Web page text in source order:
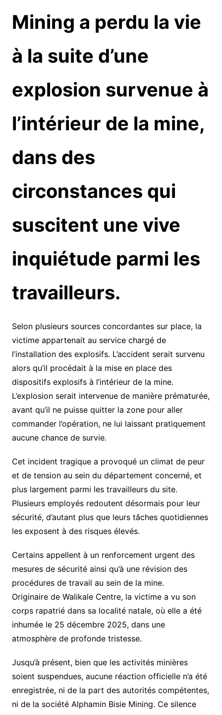
Mining a perdu la vie
à la suite d’une
explosion survenue à
l’intérieur de la mine,
dans des
circonstances qui
suscitent une vive
inquiétude parmi les
travailleurs.
Selon plusieurs sources concordantes sur place, la
victime appartenait au service chargé de
l’installation des explosifs. L’accident serait survenu
alors qu’il procédait à la mise en place des
dispositifs explosifs à l’intérieur de la mine.
L’explosion serait intervenue de manière prématurée,
avant qu’il ne puisse quitter la zone pour aller
commander l’opération, ne lui laissant pratiquement
aucune chance de survie.
Cet incident tragique a provoqué un climat de peur
et de tension au sein du département concerné, et
plus largement parmi les travailleurs du site.
Plusieurs employés redoutent désormais pour leur
sécurité, d’autant plus que leurs tâches quotidiennes
les exposent à des risques élevés.
Certains appellent à un renforcement urgent des
mesures de sécurité ainsi qu’à une révision des
procédures de travail au sein de la mine.
Originaire de Walikale Centre, la victime a vu son
corps rapatrié dans sa localité natale, où elle a été
inhumée le 25 décembre 2025, dans une
atmosphère de profonde tristesse.
Jusqu’à présent, bien que les activités minières
soient suspendues, aucune réaction officielle n’a été
enregistrée, ni de la part des autorités compétentes,
ni de la société Alphamin Bisie Mining. Ce silence